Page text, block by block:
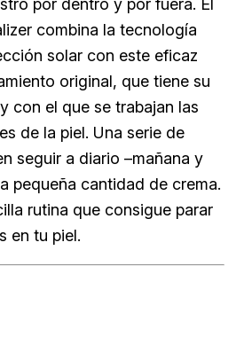
por dentro y por fuera. El
combina la tecnología
solar con este eficaz
original, que tiene su
con el que se trabajan las
de la piel. Una serie de
seguir a diario –mañana y
pequeña cantidad de crema.
rutina que consigue parar
en tu piel.